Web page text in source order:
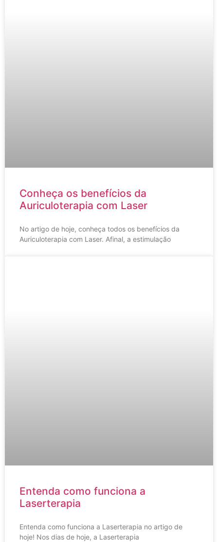
Conheça os benefícios da
Auriculoterapia com Laser
No artigo de hoje, conheça todos os benefícios da
Auriculoterapia com Laser. Afinal, a estimulação
Entenda como funciona a
Laserterapia
Entenda como funciona a Laserterapia no artigo de
hoje! Nos dias de hoje, a Laserterapia